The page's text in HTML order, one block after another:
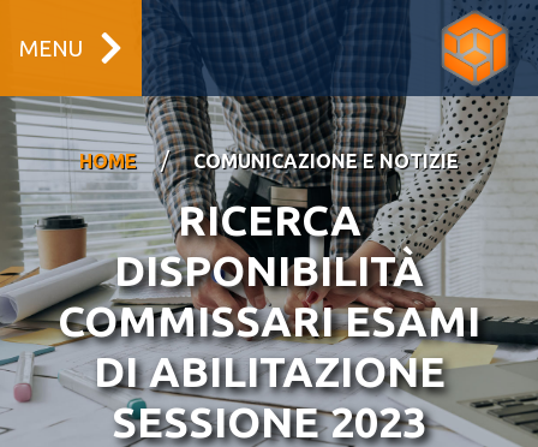
MENU
HOME / COMUNICAZIONE E NOTIZIE
RICERCA
DISPONIBILITÀ
COMMISSARI ESAMI
DI ABILITAZIONE
SESSIONE 2023